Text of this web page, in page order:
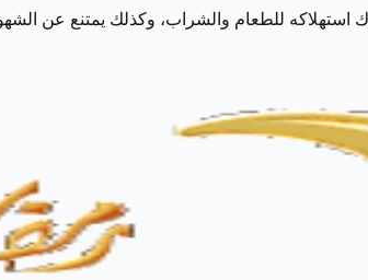
استهلاكه للطعام والشراب، وكذلك يمتنع عن